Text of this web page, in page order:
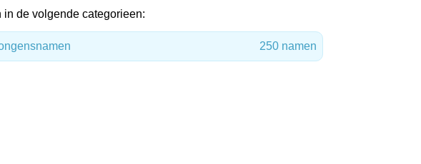
in de volgende categorieen:
250 namen